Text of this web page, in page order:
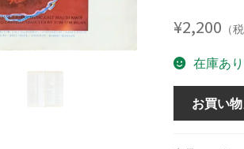
¥2,200 （
在庫あり
HAIR
The
お買い